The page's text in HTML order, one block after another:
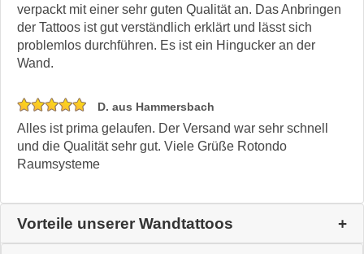
verpackt mit einer sehr guten Qualität an. Das Anbringen
der Tattoos ist gut verständlich erklärt und lässt sich
problemlos durchführen. Es ist ein Hingucker an der
Wand.
D. aus Hammersbach
Alles ist prima gelaufen. Der Versand war sehr schnell
und die Qualität sehr gut. Viele Grüße Rotondo
Raumsysteme
Vorteile unserer Wandtattoos